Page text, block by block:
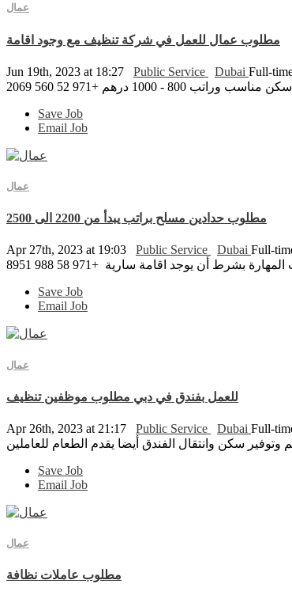
عمال
مطلوب عمال للعمل في شركة تنظيف مع وجود اقامة
Jun 19th, 2023 at 18:27 Public Service Dubai Full-
درهم +971 52 560 2069
Save Job
Email Job
عمال
مطلوب حدادين مسلح براتب يبدأ من 2200 الى 2500
Apr 27th, 2023 at 19:03 Public Service Dubai Full-
Save Job
Email Job
عمال
للعمل بفندق في دبي مطلوب موظفين تنظيف
Apr 26th, 2023 at 21:17 Public Service Dubai Full-
Save Job
Email Job
عمال
مطلوب عاملات نظافة